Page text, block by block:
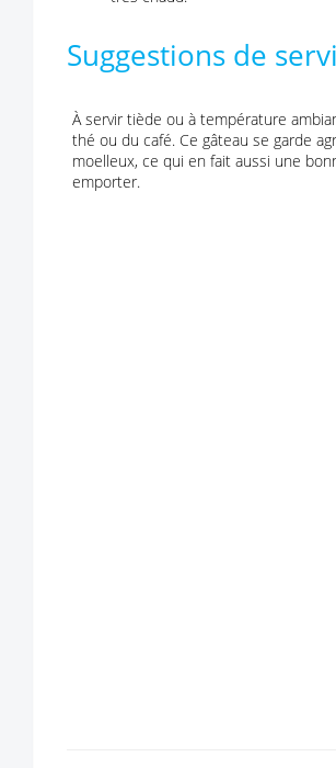
Suggestions de
À servir tiède ou à température
thé ou du café. Ce gâteau se garde
moelleux, ce qui en fait aussi une
emporter.